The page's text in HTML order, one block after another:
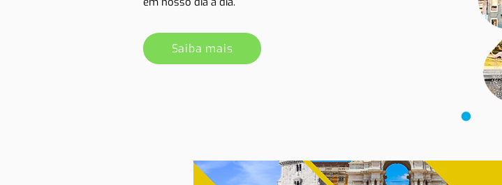
Saiba mais